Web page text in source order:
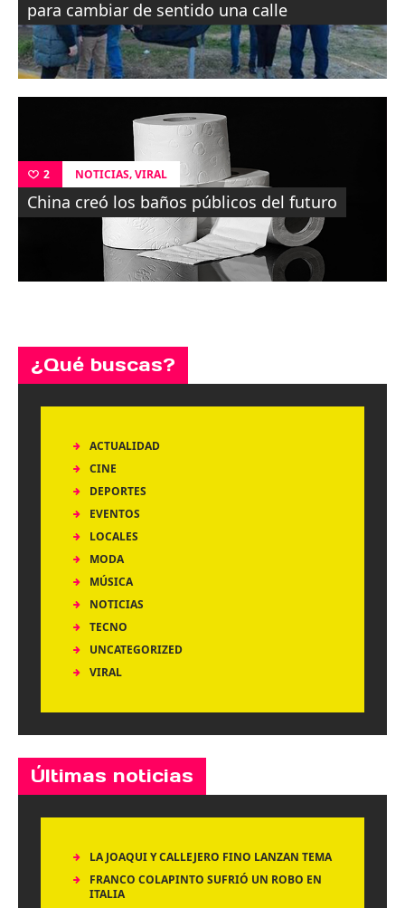
para cambiar de sentido una calle
2 NOTICIAS,VIRAL
China creó los baños públicos del futuro
¿Qué buscas?
ACTUALIDAD
CINE
DEPORTES
EVENTOS
LOCALES
MODA
MÚSICA
NOTICIAS
TECNO
UNCATEGORIZED
VIRAL
Últimas noticias
LA JOAQUI Y CALLEJERO FINO LANZAN TEMA
FRANCO COLAPINTO SUFRIÓ UN ROBO EN
ITALIA